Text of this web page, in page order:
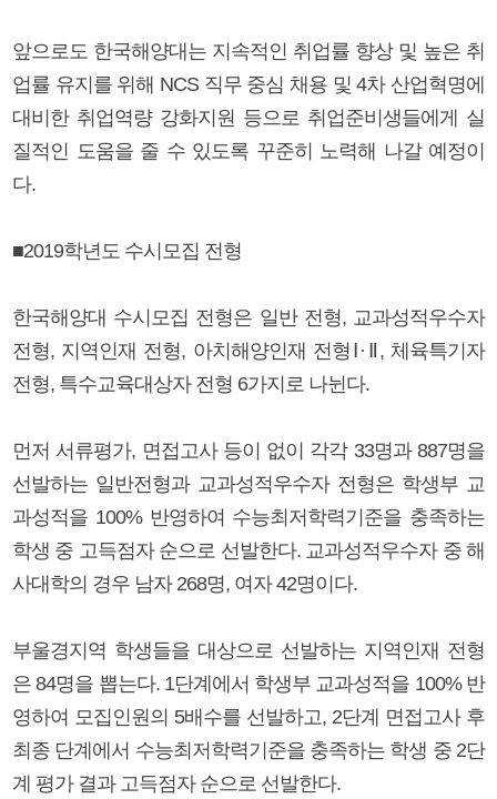
앞으로도 한국해양대는 지속적인 취업률 향상 및 높은 취
업률 유지를 위해 NCS 직무 중심 채용 및 4차 산업혁명에
대비한 취업역량 강화지원 등으로 취업준비생들에게 실
질적인 도움을 줄 수 있도록 꾸준히 노력해 나갈 예정이
다.
■2019학년도 수시모집 전형
한국해양대 수시모집 전형은 일반 전형, 교과성적우수자
전형, 지역인재 전형, 아치해양인재 전형Ⅰ·Ⅱ, 체육특기자
전형, 특수교육대상자 전형 6가지로 나뉜다.
먼저 서류평가, 면접고사 등이 없이 각각 33명과 887명을
선발하는 일반전형과 교과성적우수자 전형은 학생부 교
과성적을 100% 반영하여 수능최저학력기준을 충족하는
학생 중 고득점자 순으로 선발한다. 교과성적우수자 중 해
사대학의 경우 남자 268명, 여자 42명이다.
부울경지역 학생들을 대상으로 선발하는 지역인재 전형
은 84명을 뽑는다. 1단계에서 학생부 교과성적을 100% 반
영하여 모집인원의 5배수를 선발하고, 2단계 면접고사 후
최종 단계에서 수능최저학력기준을 충족하는 학생 중 2단
계 평가 결과 고득점자 순으로 선발한다.